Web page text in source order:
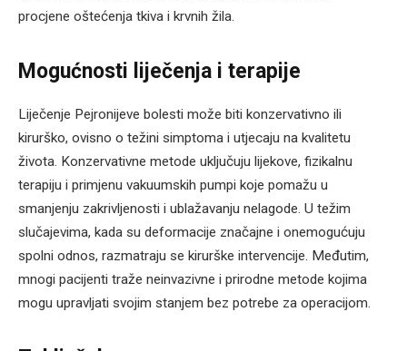
procjene oštećenja tkiva i krvnih žila.
Mogućnosti liječenja i terapije
Liječenje Pejronijeve bolesti može biti konzervativno ili
kirurško, ovisno o težini simptoma i utjecaju na kvalitetu
života. Konzervativne metode uključuju lijekove, fizikalnu
terapiju i primjenu vakuumskih pumpi koje pomažu u
smanjenju zakrivljenosti i ublažavanju nelagode. U težim
slučajevima, kada su deformacije značajne i onemogućuju
spolni odnos, razmatraju se kirurške intervencije. Međutim,
mnogi pacijenti traže neinvazivne i prirodne metode kojima
mogu upravljati svojim stanjem bez potrebe za operacijom.